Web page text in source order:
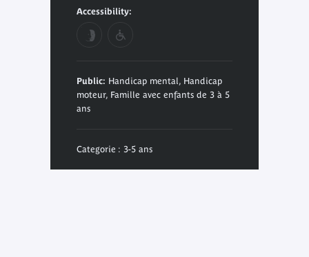
Accessibility:
Public: Handicap mental, Handicap
moteur, Famille avec enfants de 3 à 5
ans
Categorie : 3-5 ans